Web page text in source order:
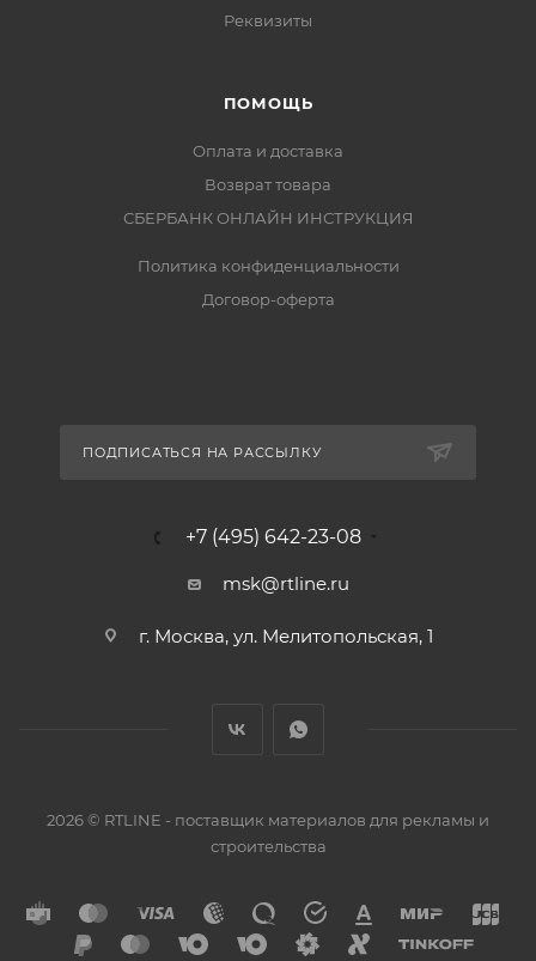
Реквизиты
ПОМОЩЬ
Оплата и доставка
Возврат товара
СБЕРБАНК ОНЛАЙН ИНСТРУКЦИЯ
Политика конфиденциальности
Договор-оферта
ПОДПИСАТЬСЯ НА РАССЫЛКУ
+7 (495) 642-23-08
msk@rtline.ru
г. Москва, ул. Мелитопольская, 1
2026 © RTLINE - поставщик материалов для рекламы и
строительства